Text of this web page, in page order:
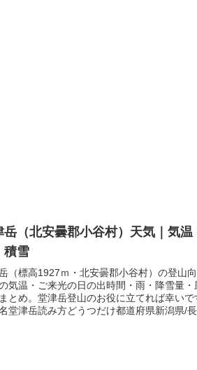
岳（北安曇郡小谷村）天気｜気温
積雪
（標高1927ｍ・北安曇郡小谷村）の登山
気温・ご来光の日の出時間・雨・降雪量
とめ。堂津岳登山のお役に立てれば幸い
堂津岳読み方どうつだけ都道府県新潟県/